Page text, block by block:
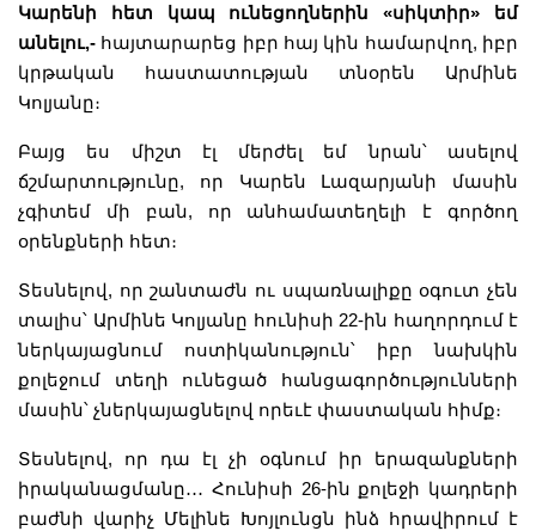
Կարենի հետ կապ ունեցողներին «սիկտիր» եմ
անելու,- հայտարարեց իբր հայ կին համարվող, իբր
կրթական հաստատության տնօրեն Արմինե
Կոլյանը։
Բայց ես միշտ էլ մերժել եմ նրան՝ ասելով
ճշմարտությունը, որ Կարեն Լազարյանի մասին
չգիտեմ մի բան, որ անհամատեղելի է գործող
օրենքների հետ։
Տեսնելով, որ շանտաժն ու սպառնալիքը օգուտ չեն
տալիս՝ Արմինե Կոլյանը հունիսի 22-ին հաղորդում է
ներկայացնում ոստիկանություն՝ իբր նախկին
քոլեջում տեղի ունեցած հանցագործությունների
մասին՝ չներկայացնելով որեւէ փաստական հիմք։
Տեսնելով, որ դա էլ չի օգնում իր երազանքների
իրականացմանը․․․ Հունիսի 26-ին քոլեջի կադրերի
բաժնի վարիչ Մելինե Խոյլունցն ինձ հրավիրում է